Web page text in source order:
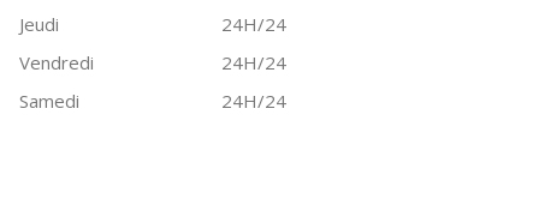
Jeudi
24H/24
Vendredi
24H/24
Samedi
24H/24